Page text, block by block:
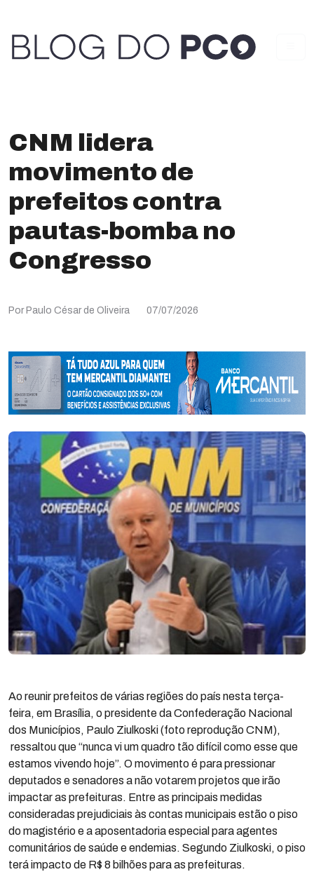
CNM lidera
movimento de
prefeitos contra
pautas-bomba no
Congresso
Por Paulo César de Oliveira 07/07/2026
Ao reunir prefeitos de várias regiões do país nesta terça-
feira, em Brasília, o presidente da Confederação Nacional
dos Municípios, Paulo Ziulkoski (foto reprodução CNM),
ressaltou que “nunca vi um quadro tão difícil como esse que
estamos vivendo hoje”. O movimento é para pressionar
deputados e senadores a não votarem projetos que irão
impactar as prefeituras. Entre as principais medidas
consideradas prejudiciais às contas municipais estão o piso
do magistério e a aposentadoria especial para agentes
comunitários de saúde e endemias. Segundo Ziulkoski, o piso
terá impacto de R$ 8 bilhões para as prefeituras.